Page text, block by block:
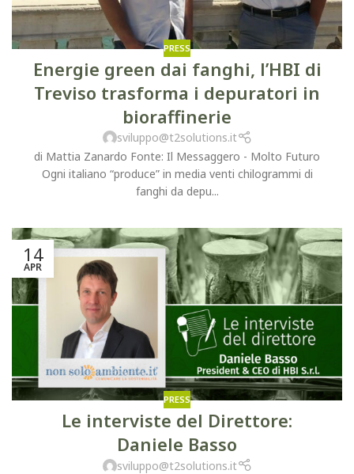
PRESS
Energie green dai fanghi, l’HBI di
Treviso trasforma i depuratori in
bioraffinerie
sviluppo@t2solutions.it
di Mattia Zanardo Fonte: Il Messaggero - Molto Futuro
Ogni italiano “produce” in media venti chilogrammi di
fanghi da depu...
14
APR
PRESS
Le interviste del Direttore:
Daniele Basso
sviluppo@t2solutions.it